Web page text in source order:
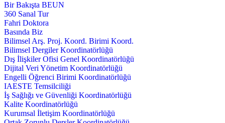
Bir Bakışta BEUN
360 Sanal Tur
Fahri Doktora
Basında Biz
Bilimsel Arş. Proj. Koord. Birimi Koord.
Bilimsel Dergiler Koordinatörlüğü
Dış İlişkiler Ofisi Genel Koordinatörlüğü
Dijital Veri Yönetim Koordinatörlüğü
Engelli Öğrenci Birimi Koordinatörlüğü
IAESTE Temsilciliği
İş Sağlığı ve Güvenliği Koordinatörlüğü
Kalite Koordinatörlüğü
Kurumsal İletişim Koordinatörlüğü